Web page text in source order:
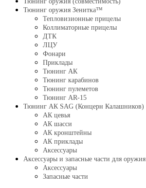
Тюнинг оружия Зенитка™
Тепловизионные прицелы
Коллиматорные прицелы
ДТК
ЛЦУ
Фонари
Приклады
Тюнинг АК
Тюнинг карабинов
Тюнинг пулеметов
Тюнинг AR-15
Тюнинг АК SAG (Концерн Калашников)
АК цевья
АК шасси
АК кронштейны
АК приклады
Аксессуары
Аксессуары и запасные части для оружия
Аксессуары
Запасные части